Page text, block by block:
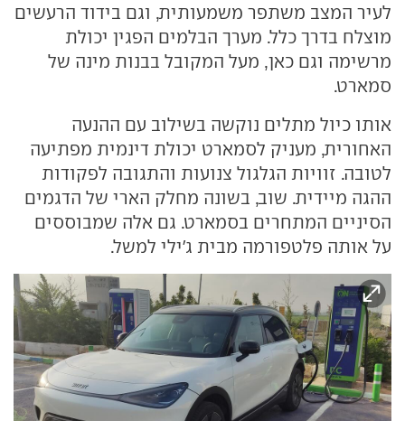
לעיר המצב משתפר משמעותית, וגם בידוד הרעשים
מוצלח בדרך כלל. מערך הבלמים הפגין יכולת
מרשימה וגם כאן, מעל המקובל בבנות מינה של
סמארט.
אותו כיול מתלים נוקשה בשילוב עם ההנעה
האחורית, מעניק לסמארט יכולת דינמית מפתיעה
לטובה. זוויות הגלגול צנועות והתגובה לפקודות
ההגה מיידית. שוב, בשונה מחלק הארי של הדגמים
הסיניים המתחרים בסמארט. גם אלה שמבוססים
על אותה פלטפורמה מבית ג'ילי למשל.